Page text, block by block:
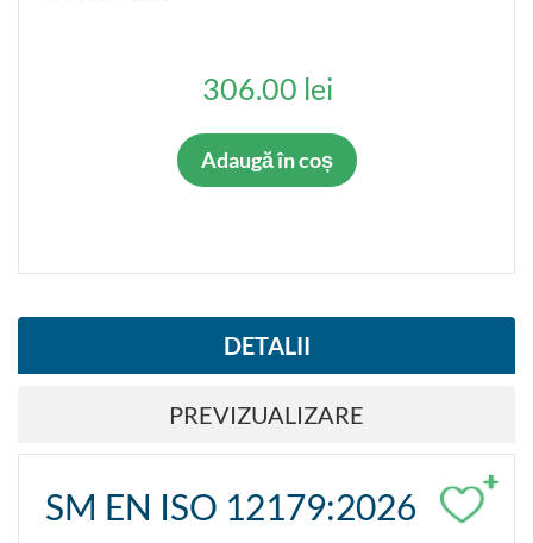
306.00 lei
Adaugă în coș
DETALII
PREVIZUALIZARE
+
SM EN ISO 12179:2026